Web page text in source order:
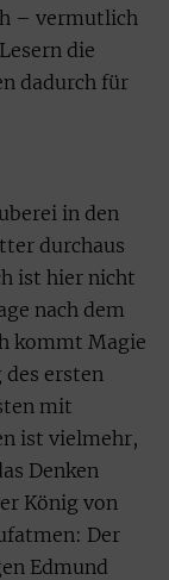
– vermutlich
die
dadurch für
in den
durchaus
ist hier nicht
nach dem
kommt Magie
des ersten
mit
ist vielmehr,
Denken
König von
Der
Edmund